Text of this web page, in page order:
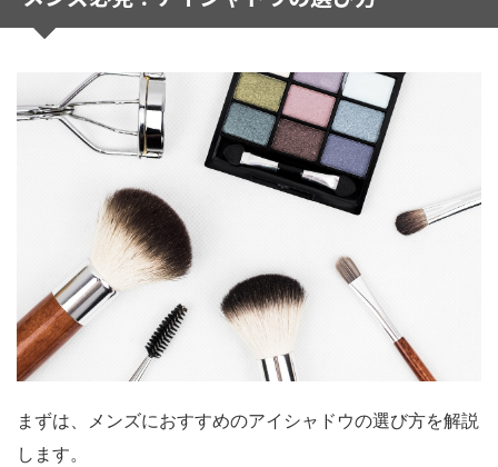
まずは、メンズにおすすめのアイシャドウの選び方を解説
します。